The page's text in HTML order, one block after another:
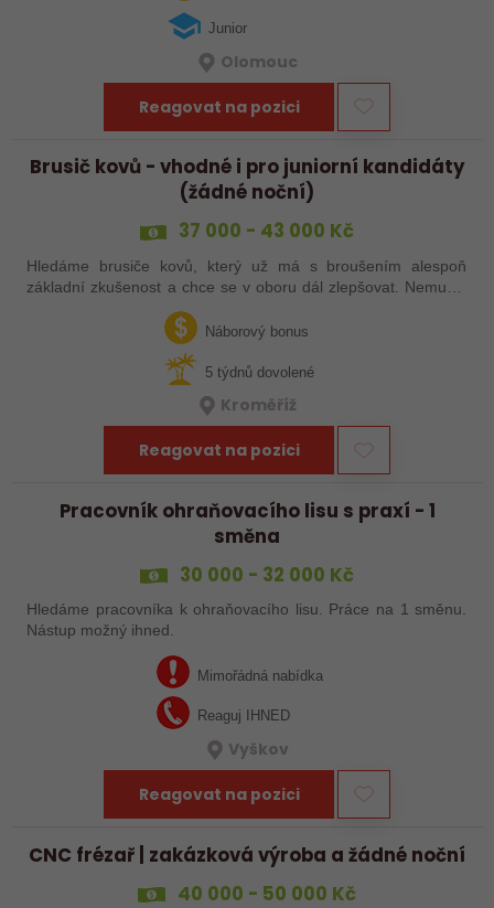
Junior
Olomouc
Reagovat na pozici
Brusič kovů - vhodné i pro juniorní kandidáty
(žádné noční)
37 000 - 43 000 Kč
Hledáme brusiče kovů, který už má s broušením alespoň
základní zkušenost a chce se v oboru dál zlepšovat. Nemusíš
být samostatný specialista s dlouholetou praxí. Důležité je,
abys už někdy pracoval…Náborový bonus
5 týdnů dovolené
Kroměříž
Reagovat na pozici
Pracovník ohraňovacího lisu s praxí - 1
směna
30 000 - 32 000 Kč
Hledáme pracovníka k ohraňovacího lisu. Práce na 1 směnu.
Nástup možný ihned.
Mimořádná nabídka
Reaguj IHNED
Vyškov
Reagovat na pozici
CNC frézař | zakázková výroba a žádné noční
40 000 - 50 000 Kč